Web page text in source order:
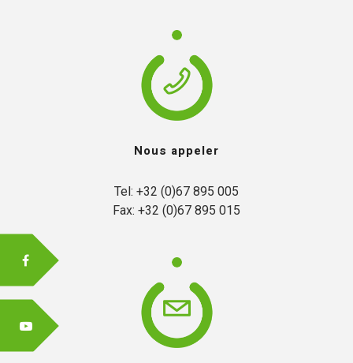
Nous appeler
Tel: +32 (0)67 895 005
Fax: +32 (0)67 895 015